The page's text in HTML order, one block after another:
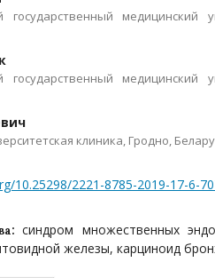
государственный медицинский
государственный медицинский
клиника, Гродно,
10.25298/2221-8785-2019-17-6-
синдром множественных
железы, карциноид